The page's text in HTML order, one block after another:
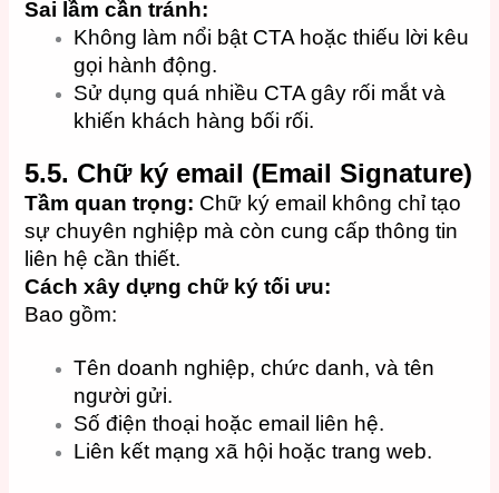
Sai lầm cần tránh:
Không làm nổi bật CTA hoặc thiếu lời kêu
gọi hành động.
Sử dụng quá nhiều CTA gây rối mắt và
khiến khách hàng bối rối.
5.5. Chữ ký email (Email Signature)
Tầm quan trọng: Chữ ký email không chỉ tạo
sự chuyên nghiệp mà còn cung cấp thông tin
liên hệ cần thiết.
Cách xây dựng chữ ký tối ưu:
Bao gồm:
Tên doanh nghiệp, chức danh, và tên
người gửi.
Số điện thoại hoặc email liên hệ.
Liên kết mạng xã hội hoặc trang web.